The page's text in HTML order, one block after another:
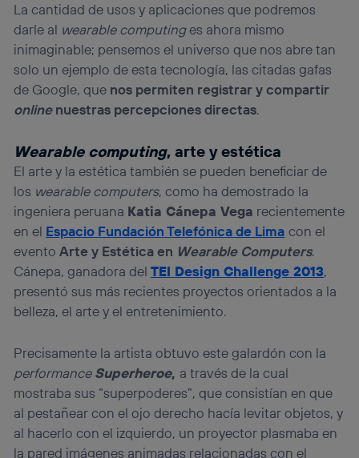
La cantidad de usos y aplicaciones que podremos
darle al wearable computinges ahora mismo
inimaginable; pensemos el universo que nos abre tan
solo un ejemplo de esta tecnología, las citadas gafas
de Google, que nos permiten registrar y compartir
onlinenuestras percepciones directas.
Wearable computing, arte y estética
El arte y la estética también se pueden beneficiar de
los wearable computers, como ha demostrado la
ingeniera peruana Katia Cánepa Vega recientemente
en el Espacio Fundación Telefónica de Lima con el
eventoArte y Estética en Wearable Computers.
Cánepa, ganadora delTEI Design Challenge 2013,
presentó sus más recientes proyectos orientados a la
belleza, el arte y el entretenimiento.
Precisamente la artista obtuvo este galardón con la
performance Superheroe, a través de la cual
mostraba sus “superpoderes”, que consistían en que
al pestañear con el ojo derecho hacía levitar objetos, y
al hacerlo con el izquierdo, un proyector plasmaba en
la pared imágenes animadas relacionadas con el